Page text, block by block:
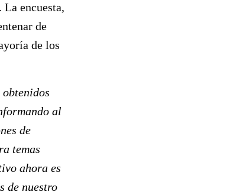
encuesta,
de
de los
obtenidos
al
de
temas
ahora es
de nuestro